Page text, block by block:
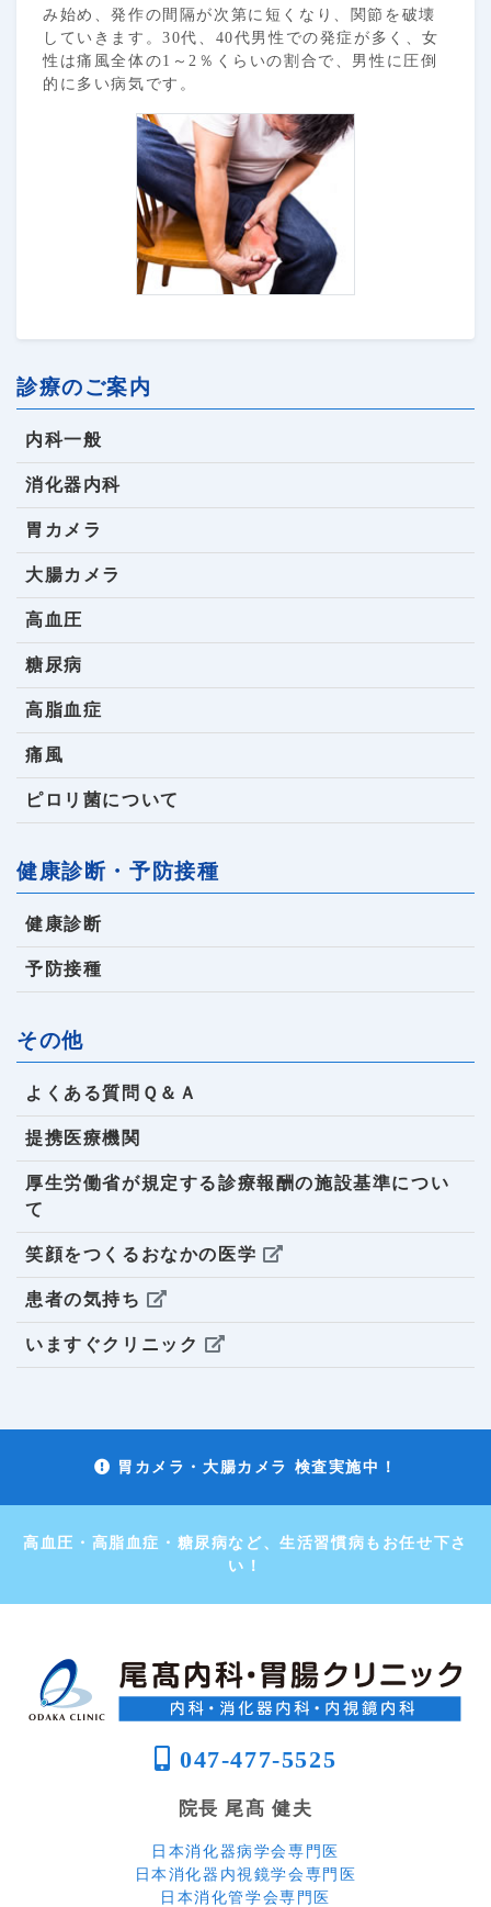
診療のご案内
内科一般
消化器内科
胃カメラ
大腸カメラ
高血圧
糖尿病
高脂血症
痛風
ピロリ菌について
健康診断・予防接種
健康診断
予防接種
その他
よくある質問Ｑ＆Ａ
提携医療機関
厚生労働省が規定する診療報酬の施設基準につい
て
笑顔をつくるおなかの医学
患者の気持ち
いますぐクリニック
み始め、発作の間隔が次第に短くなり、関節を破壊
していきます。30代、40代男性での発症が多く、女
性は痛風全体の1～2％くらいの割合で、男性に圧倒
的に多い病気です。
胃カメラ・大腸カメラ 検査実施中！
高血圧・高脂血症・糖尿病など、生活習慣病もお任せ下さ
い！
047-477-5525
院長 尾髙 健夫
日本消化器病学会専門医
日本消化器内視鏡学会専門医
日本消化管学会専門医